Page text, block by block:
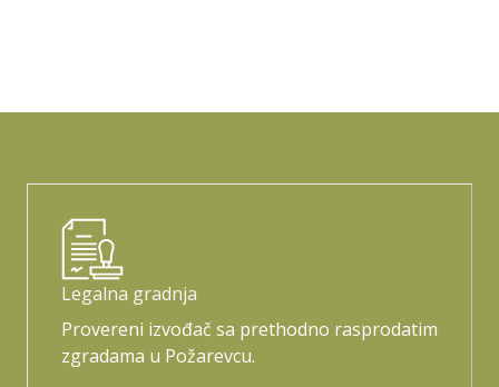
Legalna gradnja
Provereni izvođač sa prethodno rasprodatim
zgradama u Požarevcu.